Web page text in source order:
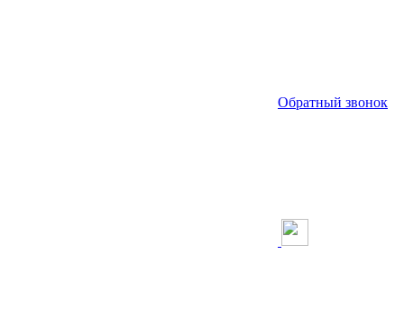
Обратный звонок